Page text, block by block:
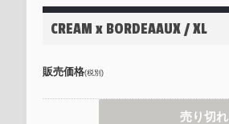
CREAM x BORDEAAUX / XL
販売価格(税別)
売り切れ